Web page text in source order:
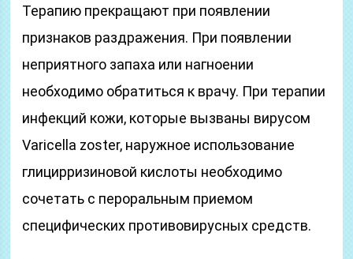
Терапию прекращают при появлении
признаков раздражения. При появлении
неприятного запаха или нагноении
необходимо обратиться к врачу. При терапии
инфекций кожи, которые вызваны вирусом
Varicella zoster, наружное использование
глицирризиновой кислоты необходимо
сочетать с пероральным приемом
специфических противовирусных средств.